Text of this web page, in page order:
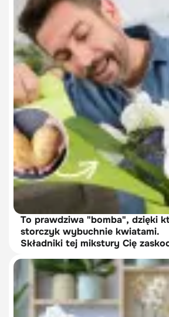
To prawdziwa "bomba", dzięki
storczyk wybuchnie kwiatami.
Składniki tej mikstury Cię